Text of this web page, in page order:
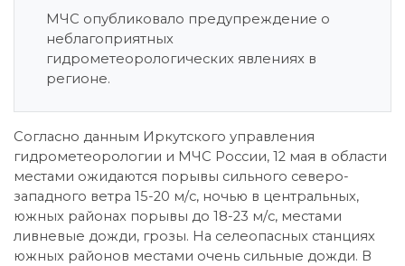
МЧС опубликовало предупреждение о
неблагоприятных
гидрометеорологических явлениях в
регионе.
Согласно данным Иркутского управления
гидрометеорологии и МЧС России, 12 мая в области
местами ожидаются порывы сильного северо-
западного ветра 15-20 м/с, ночью в центральных,
южных районах порывы до 18-23 м/с, местами
ливневые дожди, грозы. На селеопасных станциях
южных районов местами очень сильные дожди. В